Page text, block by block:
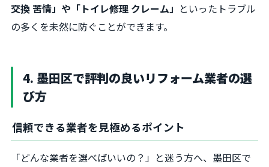
交換 苦情」や「トイレ修理 クレーム」 といったトラブル
の多くを未然に防ぐことができます。
4. 墨田区で評判の良いリフォーム業者の選
び方
信頼できる業者を見極めるポイント
「どんな業者を選べばいいの？」と迷う方へ、墨田区で